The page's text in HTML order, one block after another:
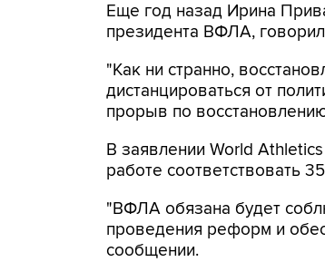
Еще год назад Ирина
президента ВФЛА,
"Как ни странно,
дистанцироваться от
прорыв по
В заявлении World
работе соответствовать
"ВФЛА обязана будет
проведения реформ и
сообщении.